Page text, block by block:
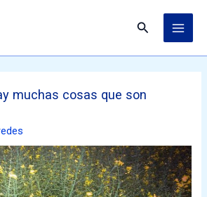
Buscar
muchas cosas que son